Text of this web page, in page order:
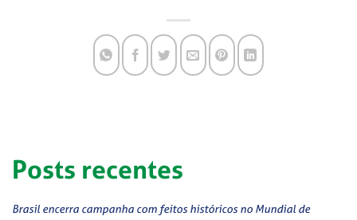
Posts recentes
Brasil encerra campanha com feitos históricos no Mundial de